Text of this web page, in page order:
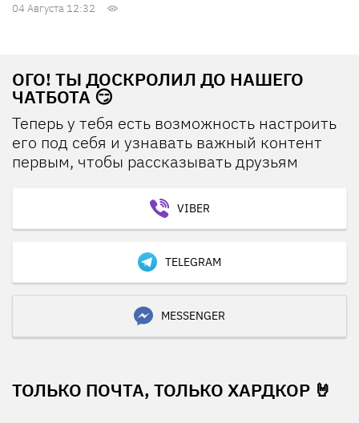
04 Августа 12:32
ОГО! ТЫ ДОСКРОЛИЛ ДО НАШЕГО
ЧАТБОТА 😏
Теперь у тебя есть возможность настроить
его под себя и узнавать важный контент
первым, чтобы рассказывать друзьям
VIBER
TELEGRAM
MESSENGER
ТОЛЬКО ПОЧТА, ТОЛЬКО ХАРДКОР 🤘